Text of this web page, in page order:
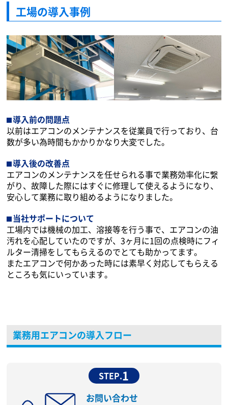
工場の導入事例
導入前の問題点
以前はエアコンのメンテナンスを従業員で行っており、台
数が多い為時間もかかりかなり大変でした。
導入後の改善点
エアコンのメンテナンスを任せられる事で業務効率化に繋
がり、故障した際にはすぐに修理して使えるようになり、
安心して業務に取り組めるようになりました。
当社サポートについて
工場内では機械の加工、溶接等を行う事で、エアコンの油
汚れを心配していたのですが、3ヶ月に1回の点検時にフィ
ルター清掃をしてもらえるのでとても助かってます。
またエアコンで何かあった時には素早く対応してもらえる
ところも気にいっています。
業務用エアコンの導入フロー
STEP.1
お問い合わせ